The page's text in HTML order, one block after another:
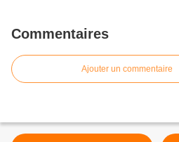
Commentaires
Ajouter un commentaire